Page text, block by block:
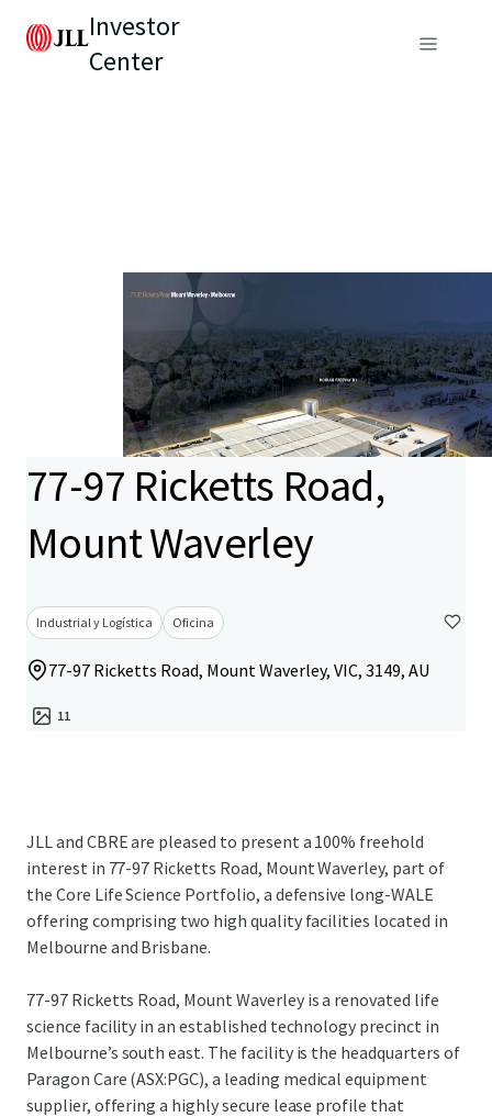
Investor
Center
77-97 Ricketts Road,
Mount Waverley
Industrial y Logística Oficina
77-97 Ricketts Road, Mount Waverley, VIC, 3149, AU
11
JLL and CBRE are pleased to present a 100% freehold
interest in 77-97 Ricketts Road, Mount Waverley, part of
the Core Life Science Portfolio, a defensive long-WALE
offering comprising two high quality facilities located in
Melbourne and Brisbane.
77-97 Ricketts Road, Mount Waverley is a renovated life
science facility in an established technology precinct in
Melbourne’s south east. The facility is the headquarters of
Paragon Care (ASX:PGC), a leading medical equipment
supplier, offering a highly secure lease profile that